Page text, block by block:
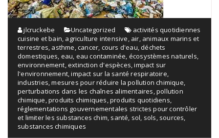
jlcruckebe Uncategorized
activités quotidiennes
cuisine et bain agriculture intensive air animaux marins et
terrestres asthme ,cancer cours d'eau ,déchets
domestiques eau eau contaminée écosystèmes naturels
environnement ,extinction d'espèces ,impact sur
l'environnement ,impact sur la santé respiratoire
industries ,mesures pour réduire la pollution chimique
perturbations dans les chaînes alimentaires ,pollution
chimique ,produits chimiques ,produits quotidiens
réglementations gouvernementales strictes pour contrôler
et limiter les substances chim santé sol sols sources
substances chimiques